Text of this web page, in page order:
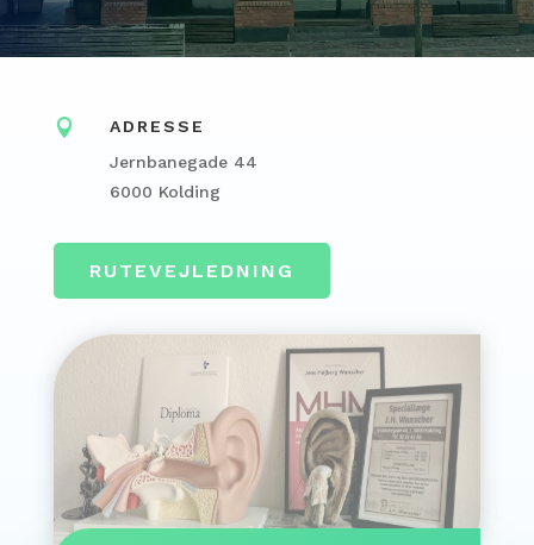

ADRESSE
Jernbanegade 44
6000 Kolding
RUTEVEJLEDNING